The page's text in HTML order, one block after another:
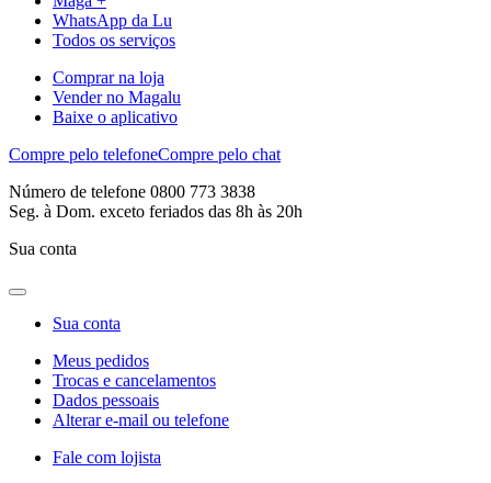
WhatsApp da Lu
Todos os serviços
Comprar na loja
Vender no Magalu
Baixe o aplicativo
Compre pelo telefoneCompre pelo chat
Número de telefone 0800 773 3838
Seg. à Dom. exceto feriados das 8h às 20h
Sua conta
Sua conta
Meus pedidos
Trocas e cancelamentos
Dados pessoais
Alterar e-mail ou telefone
Fale com lojista